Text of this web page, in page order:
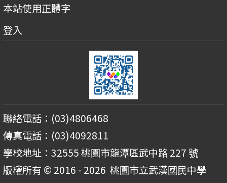
本站使用正體字
登入
聯絡電話：(03)4806468
傳真電話：(03)4092811
學校地址：32555 桃園市龍潭區武中路 227 號
版權所有 © 2016 - 2026 桃園市立武漢國民中學